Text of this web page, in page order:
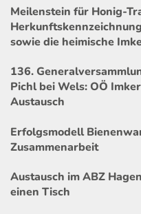
Meilenstein für Honig-
sowie die heimische
136.
Pichl bei Wels: OÖ
Austausch
Erfolgsmodell
Zusammenarbeit
Austausch im ABZ
einen Tisch